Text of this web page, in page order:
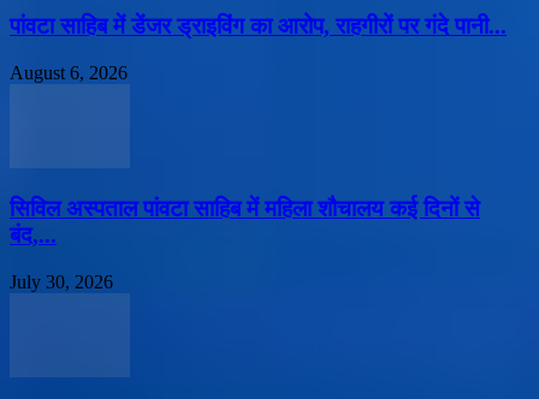
पांवटा साहिब में डेंजर ड्राइविंग का आरोप, राहगीरों पर गंदे पानी...
August 6, 2026
सिविल अस्पताल पांवटा साहिब में महिला शौचालय कई दिनों से
बंद,...
July 30, 2026